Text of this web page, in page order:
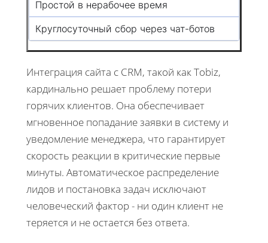
Простой в нерабочее время
Круглосуточный сбор через чат-ботов
Интеграция сайта с CRM, такой как Tobiz,
кардинально решает проблему потери
горячих клиентов. Она обеспечивает
мгновенное попадание заявки в систему и
уведомление менеджера, что гарантирует
скорость реакции в критические первые
минуты. Автоматическое распределение
лидов и постановка задач исключают
человеческий фактор - ни один клиент не
теряется и не остается без ответа.